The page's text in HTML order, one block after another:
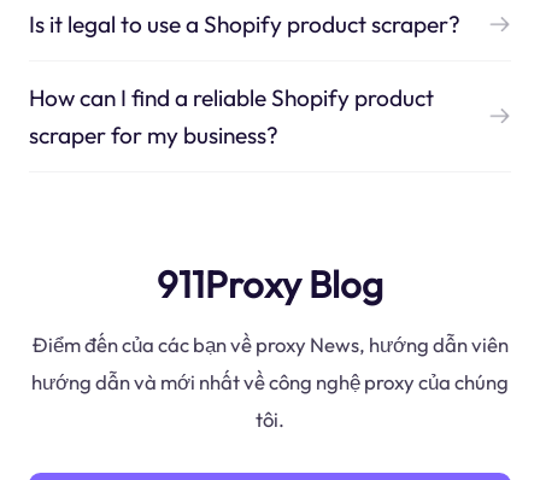
Is it legal to use a Shopify product scraper?
How can I find a reliable Shopify product
scraper for my business?
911Proxy Blog
Điểm đến của các bạn về proxy News, hướng dẫn viên
hướng dẫn và mới nhất về công nghệ proxy của chúng
tôi.